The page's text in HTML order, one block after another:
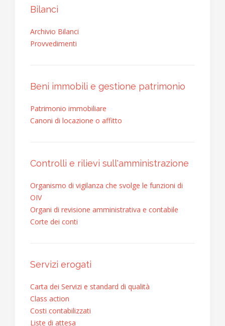
Bilanci
Archivio Bilanci
Provvedimenti
Beni immobili e gestione patrimonio
Patrimonio immobiliare
Canoni di locazione o affitto
Controlli e rilievi sull'amministrazione
Organismo di vigilanza che svolge le funzioni di
OIV
Organi di revisione amministrativa e contabile
Corte dei conti
Servizi erogati
Carta dei Servizi e standard di qualità
Class action
Costi contabilizzati
Liste di attesa